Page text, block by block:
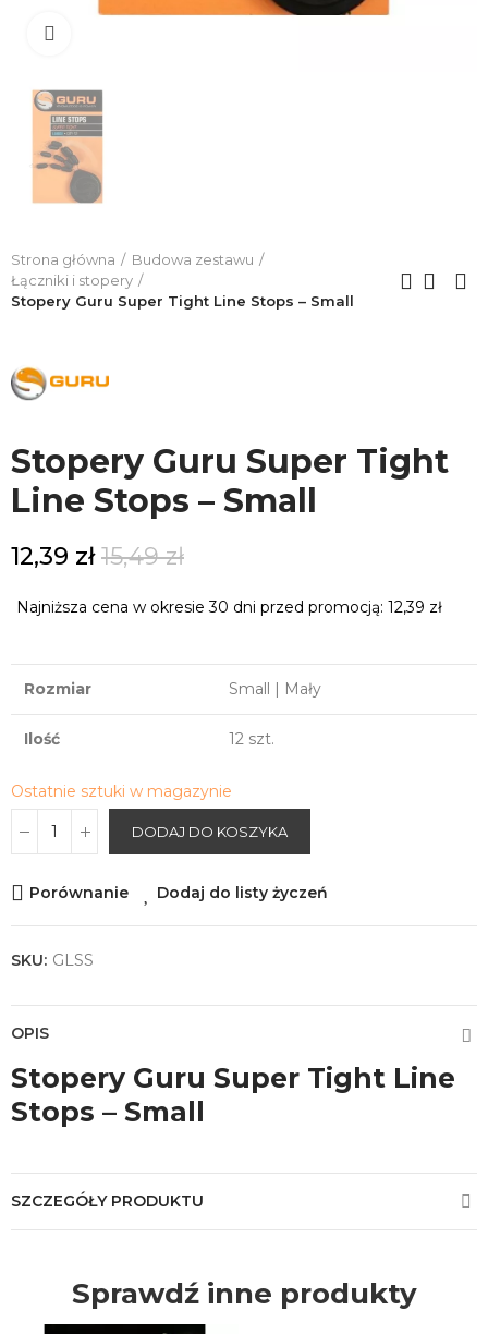
Strona główna
Budowa zestawu
Łączniki i stopery
Stopery Guru Super Tight Line Stops – Small
Stopery Guru Super Tight
Line Stops – Small
12,39 zł15,49 zł
Najniższa cena w okresie 30 dni przed promocją: 12,39 zł
Rozmiar Small | Mały
Ilość 12 szt.
Ostatnie sztuki w magazynie
DODAJ DO KOSZYKA
Porównanie Dodaj do listy życzeń
SKU: GLSS
OPIS
Stopery Guru Super Tight Line
Stops – Small
SZCZEGÓŁY PRODUKTU
Sprawdź inne produkty